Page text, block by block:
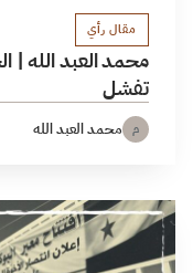
مقال رأي
محمد العبد الله |
تفشل
م محمد العبد الله